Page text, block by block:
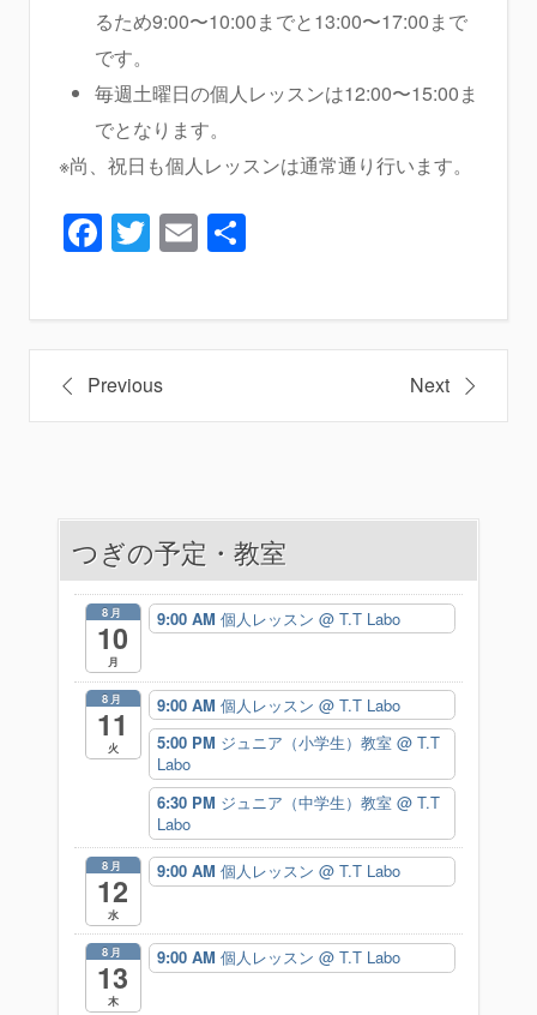
るため9:00〜10:00までと13:00〜17:00まで
です。
毎週土曜日の個人レッスンは12:00〜15:00ま
でとなります。
※尚、祝日も個人レッスンは通常通り行います。
Facebook
Twitter
Email
投
稿
ビ
Previous Next
つぎの予定・教室
8月
10
月
9:00 AM 個人レッスン @ T.T Labo
8月
11
火
9:00 AM 個人レッスン @ T.T Labo
5:00 PM ジュニア（小学生）教室 @ T.T
Labo
6:30 PM ジュニア（中学生）教室 @ T.T
Labo
8月
12
水
9:00 AM 個人レッスン @ T.T Labo
8月
13
木
9:00 AM 個人レッスン @ T.T Labo